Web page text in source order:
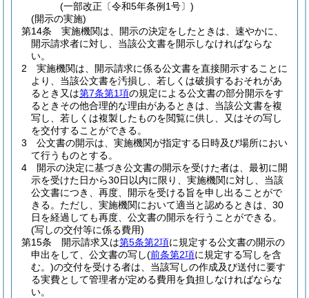
(一部改正〔令和5年条例1号〕)
(開示の実施)
第14条
実施機関は、開示の決定をしたときは、速やかに、
開示請求者に対し、当該公文書を開示しなければならな
い。
2
実施機関は、開示請求に係る公文書を直接開示することに
より、当該公文書を汚損し、若しくは破損するおそれがあ
るとき又は第7条第1項の規定による公文書の部分開示をす
るときその他合理的な理由があるときは、当該公文書を複
写し、若しくは複製したものを閲覧に供し、又はその写し
を交付することができる。
3
公文書の開示は、実施機関が指定する日時及び場所におい
て行うものとする。
4
開示の決定に基づき公文書の開示を受けた者は、最初に開
示を受けた日から30日以内に限り、実施機関に対し、当該
公文書につき、再度、開示を受ける旨を申し出ることがで
きる。 ただし、実施機関において適当と認めるときは、30
日を経過しても再度、公文書の開示を行うことができる。
(写しの交付等に係る費用)
第15条
開示請求又は第5条第2項に規定する公文書の開示の
申出をして、公文書の写し(前条第2項に規定する写しを含
む。)の交付を受ける者は、当該写しの作成及び送付に要す
る実費として管理者が定める費用を負担しなければならな
い。